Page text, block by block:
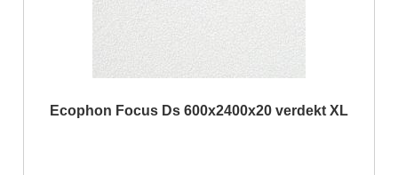
Ecophon Focus Ds 600x2400x20 verdekt XL